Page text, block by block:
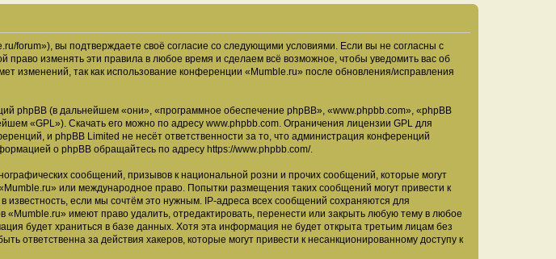
вы подтверждаете своё согласие со следующими условиями. Если вы не согласны с
изменять эти правила в любое время и сделаем всё возможное, чтобы уведомить вас об
изменений, так как использование конференции «Mumble.ru» после обновления/исправления
phpBB (в дальнейшем «они», «программное обеспечение phpBB», «www.phpbb.com», «phpBB
«GPL»). Скачать его можно по адресу www.phpbb.com . Ограничения лицензии GPL для
и phpBB Limited не несёт ответственности за то, что администрация конференций
о phpBB обращайтесь по адресу https://www.phpbb.com/.
сообщений, призывов к национальной розни и прочих сообщений, которые могут
или международное право. Попытки размещения таких сообщений могут привести к
если мы сочтём это нужным. IP-адреса всех сообщений сохраняются для
имеют право удалить, отредактировать, перенести или закрыть любую тему в любое
будет храниться в базе данных. Хотя эта информация не будет открыта третьим лицам без
за действия хакеров, которые могут привести к несанкционированному доступу к